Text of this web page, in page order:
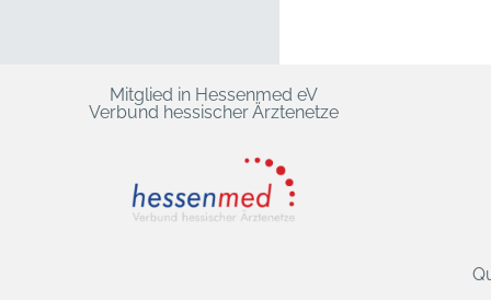
Mitglied in Hessenmed eV
Verbund hessischer Ärztenetze